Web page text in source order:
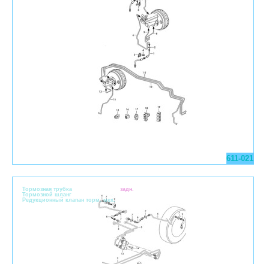
611-021
Тормозная трубка
Тормозной шланг
Pедукционный клапан торм. мех.
задн.